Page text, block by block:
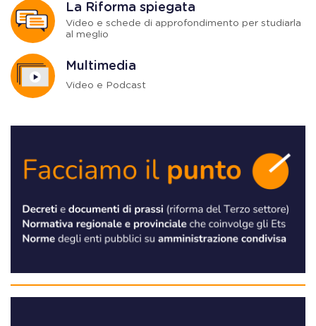
La Riforma spiegata
Video e schede di approfondimento per studiarla
al meglio
Multimedia
Video e Podcast